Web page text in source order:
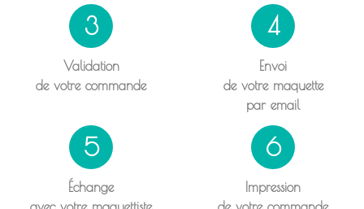
3
Validation
de votre commande
4
Envoi
de votre maquette
par email
5
Échange
6
Impression